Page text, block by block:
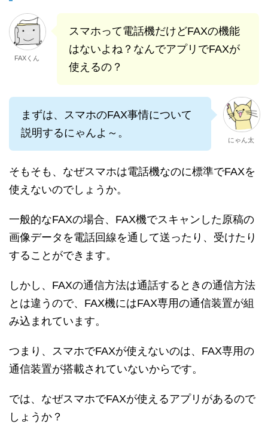
FAXくん
スマホって電話機だけどFAXの機能
はないよね？なんでアプリでFAXが
使えるの？
まずは、スマホのFAX事情について
説明するにゃんよ～。
にゃん太
そもそも、なぜスマホは電話機なのに標準でFAXを
使えないのでしょうか。
一般的なFAXの場合、FAX機でスキャンした原稿の
画像データを電話回線を通して送ったり、受けたり
することができます。
しかし、FAXの通信方法は通話するときの通信方法
とは違うので、FAX機にはFAX専用の通信装置が組
み込まれています。
つまり、スマホでFAXが使えないのは、FAX専用の
通信装置が搭載されていないからです。
では、なぜスマホでFAXが使えるアプリがあるので
しょうか？